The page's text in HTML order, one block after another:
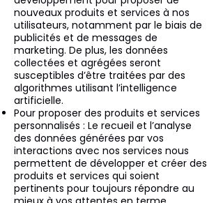
nouveaux produits et services à nos
utilisateurs, notamment par le biais de
publicités et de messages de
marketing. De plus, les données
collectées et agrégées seront
susceptibles d’être traitées par des
algorithmes utilisant l’intelligence
artificielle.
Pour proposer des produits et services
personnalisés : Le recueil et l’analyse
des données générées par vos
interactions avec nos services nous
permettent de développer et créer des
produits et services qui soient
pertinents pour toujours répondre au